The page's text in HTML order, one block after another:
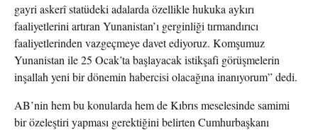
gayri askerî statüdeki adalarda özellikle hukuka aykırı
faaliyetlerini artıran Yunanistan’ı gerginliği tırmandırıcı
faaliyetlerinden vazgeçmeye davet ediyoruz. Komşumuz
Yunanistan ile 25 Ocak’ta başlayacak istikşafi görüşmelerin
inşallah yeni bir dönemin habercisi olacağına inanıyorum” dedi.
AB’nin hem bu konularda hem de Kıbrıs meselesinde samimi
bir özeleştiri yapması gerektiğini belirten Cumhurbaşkanı